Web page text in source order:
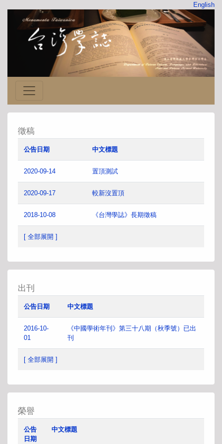
English
徵稿
公告日期 中文標題
2020-09-14 置頂測試
2020-09-17 較新沒置頂
2018-10-08 《台灣學誌》長期徵稿
[ 全部展開 ]
出刊
公告日期 中文標題
2016-10-
01
《中國學術年刊》第三十八期（秋季號）已出
刊
[ 全部展開 ]
榮譽
公告
日期
中文標題